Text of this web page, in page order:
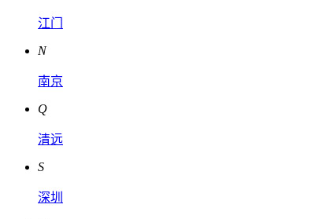
江门
N
南京
Q
清远
S
深圳